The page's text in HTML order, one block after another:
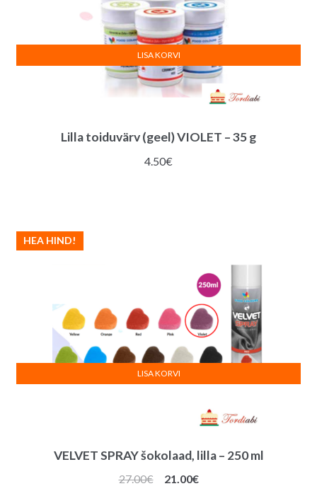
Lilla toiduvärv (geel) VIOLET – 35 g
4.50€
LISA KORVI
VELVET SPRAY šokolaad, lilla – 250 ml
HEA HIND!
27.00€
Algne
21.00€Praegune
LISA KORVI